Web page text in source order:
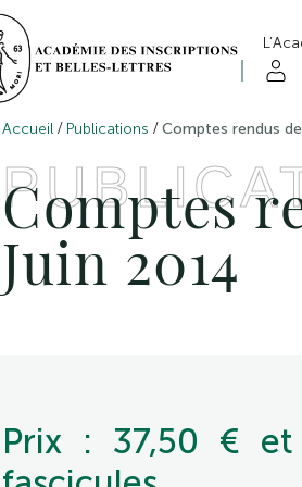
Accueil / Publications /Comptes rendus
Comptes
Juin 2014
Prix : 37,50 €